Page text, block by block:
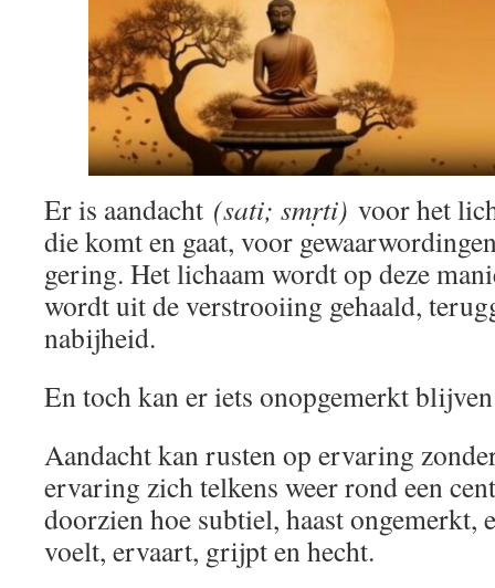
Er is aandacht (sati; smṛti) voor het
die komt en gaat, voor
gering. Het lichaam wordt op deze
wordt uit de verstrooiing gehaald,
nabijheid.
En toch kan er iets onopgemerkt
Aandacht kan rusten op ervaring
ervaring zich telkens weer rond een
doorzien hoe subtiel, haast ongemerkt,
voelt, ervaart, grijpt en hecht.